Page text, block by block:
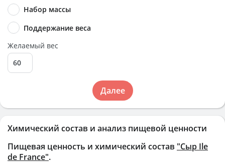
Химический состав и анализ пищевой ценности
Пищевая ценность и химический состав "Сыр Ile
de France".
Набор массы
Поддержание веса
Желаемый вес
Далее